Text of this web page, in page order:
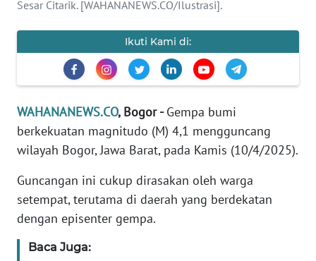
Sesar Citarik. [WAHANANEWS.CO/Ilustrasi].
Ikuti Kami di:
WAHANANEWS.CO, Bogor -Gempa bumi
berkekuatan magnitudo (M) 4,1 mengguncang
wilayah Bogor, Jawa Barat, pada Kamis (10/4/2025).
Guncangan ini cukup dirasakan oleh warga
setempat, terutama di daerah yang berdekatan
dengan episenter gempa.
Baca Juga:
EDITORIAL
Informasi
INDEKS
KONTAK
KAMI
INFO